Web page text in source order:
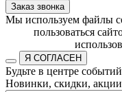
Заказ звонка
​​​​​​​Мы используем файлы
пользоваться
Я СОГЛАСЕН
Будьте в центре
Новинки, скидки,